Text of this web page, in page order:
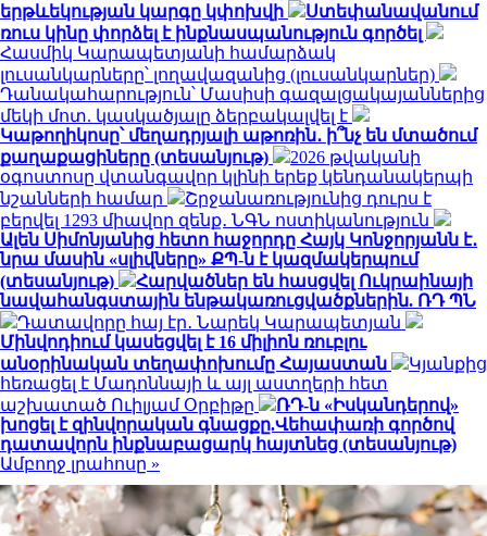
երթևեկության կարգը կփոխվի
Ստեփանավանում
ռուս կինը փորձել է ինքնասպանություն գործել
Հասմիկ Կարապետյանի համարձակ
լուսանկարները՝ լողավազանից (լուսանկարներ)
Դանակահարություն՝ Մասիսի գազալցակայաններից
մեկի մոտ. կասկածյալը ձերբակալվել է
Կաթողիկոսը՝ մեղադրյալի աթոռին․ ի՞նչ են մտածում
քաղաքացիները (տեսանյութ)
2026 թվականի
օգոստոսը վտանգավոր կլինի երեք կենդանակերպի
նշանների համար
Շրջանառությունից դուրս է
բերվել 1293 միավոր զենք․ ՆԳՆ ոստիկանություն
Ալեն Սիմոնյանից հետո հաջորդը Հայկ Կոնջորյանն է․
նրա մասին «սլիվները» ՔՊ-ն է կազմակերպում
(տեսանյութ)
Հարվածներ են հասցվել Ուկրաինայի
նավահանգստային ենթակառուցվածքներին. ՌԴ ՊՆ
Դատավորը հայ էր․ Նարեկ Կարապետյան
Մինվոդիում կասեցվել է 16 միլիոն ռուբլու
անօրինական տեղափոխումը Հայաստան
Կյանքից
հեռացել է Մադոննայի և այլ աստղերի հետ
աշխատած Ուիլյամ Օրբիթը
ՌԴ-ն «Իսկանդերով»
խոցել է զինվորական գնացքը.Վեհափառի գործով
դատավորն ինքնաբացարկ հայտնեց (տեսանյութ)
Ամբողջ լրահոսը »